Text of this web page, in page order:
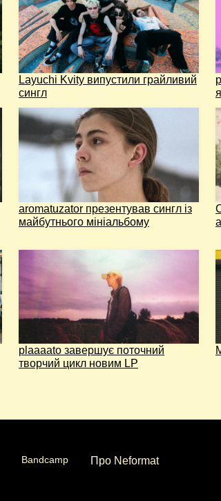
Layuchi Kvity випустили грайливий
сингл
aromatuzator презентував сингл із
майбутнього мініальбому
plaaaato завершує поточний
творчий цикл новим LP
Bandcamp Про Neformat